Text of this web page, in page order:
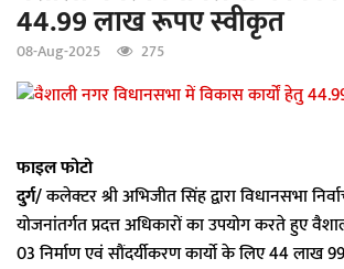
44.99 लाख रूपए स्वीकृत
08-Aug-2025 275
फाइल फोटो
दुर्ग/कलेक्टर श्री अभिजीत सिंह द्वारा विधानसभा
योजनांतर्गत प्रदत्त अधिकारों का उपयोग करते हुए
03 निर्माण एवं सौंदर्यीकरण कार्याे के लिए 44 लाख